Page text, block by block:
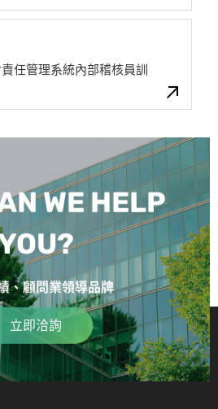
任管理系統內部稽核員訓
WE HELP
、顧問業領導品牌
立即洽詢